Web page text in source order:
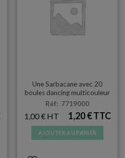
Une Sarbacane avec 20
boules dancing multicouleur
Réf: 7719000
1,00€ 1,20€
AJOUTER AU PANIER